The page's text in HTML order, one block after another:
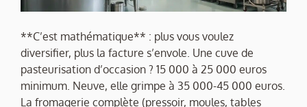
**C’est mathématique** : plus vous voulez
diversifier, plus la facture s’envole. Une cuve de
pasteurisation d’occasion ? 15 000 à 25 000 euros
minimum. Neuve, elle grimpe à 35 000-45 000 euros.
La fromagerie complète (pressoir, moules, tables